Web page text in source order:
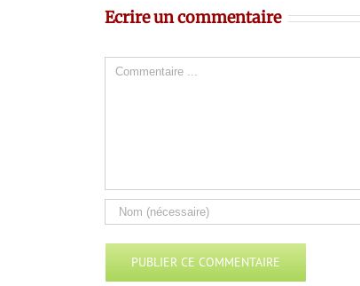
Ecrire un commentaire
Comment